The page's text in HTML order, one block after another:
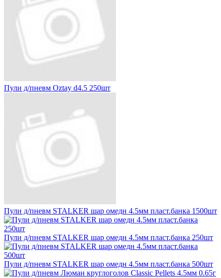
Пули д/пневм Oztay d4.5 250шт
Пули д/пневм STALKER шар омедн 4.5мм пласт.банка 1500шт
Пули д/пневм STALKER шар омедн 4.5мм пласт.банка 250шт
Пули д/пневм STALKER шар омедн 4.5мм пласт.банка 500шт